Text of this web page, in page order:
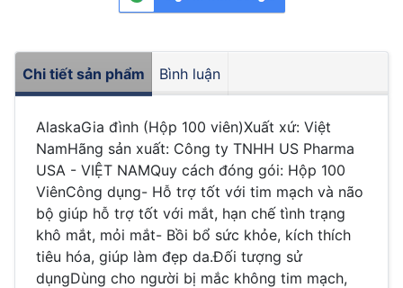
Chi tiết sản phẩm Bình luận
AlaskaGia đình (Hộp 100 viên)Xuất xứ: Việt
NamHãng sản xuất: Công ty TNHH US Pharma
USA - VIỆT NAMQuy cách đóng gói: Hộp 100
ViênCông dụng- Hỗ trợ tốt với tim mạch và não
bộ giúp hỗ trợ tốt với mắt, hạn chế tình trạng
khô mắt, mỏi mắt- Bồi bổ sức khỏe, kích thích
tiêu hóa, giúp làm đẹp da.Đối tượng sử
dụngDùng cho người bị mắc không tim mạch,